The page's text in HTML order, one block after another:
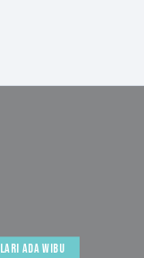
LARI ADA WIBU